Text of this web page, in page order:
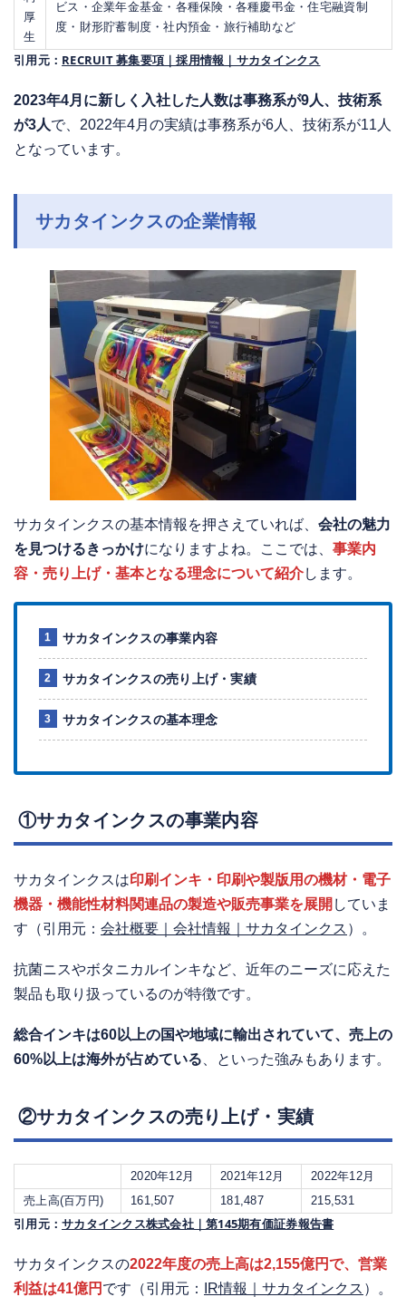
厚
生
ビス・企業年金基金・各種保険・各種慶弔金・住宅融資制
度・財形貯蓄制度・社内預金・旅行補助など
引用元： RECRUIT 募集要項｜採用情報｜サカタインクス
2023年4月に新しく入社した人数は事務系が9人、技術系
が3人で、2022年4月の実績は事務系が6人、技術系が11人
となっています。
サカタインクスの企業情報
サカタインクスの基本情報を押さえていれば、 会社の魅力
を見つけるきっかけになりますよね。ここでは、 事業内
容・売り上げ・基本となる理念について紹介します。
サカタインクスの事業内容
サカタインクスの売り上げ・実績
サカタインクスの基本理念
①サカタインクスの事業内容
サカタインクスは印刷インキ・印刷や製版用の機材・電子
機器・機能性材料関連品の製造や販売事業を展開 していま
す（引用元： 会社概要｜会社情報｜サカタインクス ）。
抗菌ニスやボタニカルインキなど、近年のニーズに応えた
製品も取り扱っているのが特徴です。
総合インキは60以上の国や地域に輸出されていて、売上の
60%以上は海外が占めている 、といった強みもあります。
②サカタインクスの売り上げ・実績
2020年12月 2021年12月
2022年12月
売上高(百万円)
161,507 181,487 215,531
引用元：サカタインクス株式会社｜第145期有価証券報告書
サカタインクスの2022年度の売上高は2,155億円で、営業
利益は41億円 です（引用元： IR情報｜サカタインクス ）。